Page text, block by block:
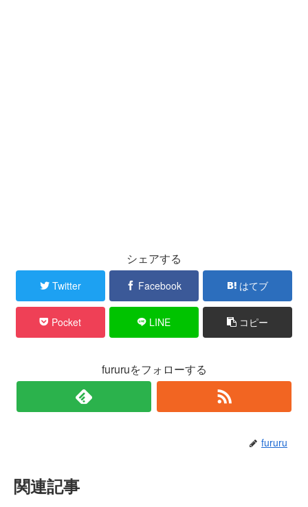
シェアする
Twitter Facebook はてブ
Pocket LINE コピー
fururuをフォローする
fururu
関連記事